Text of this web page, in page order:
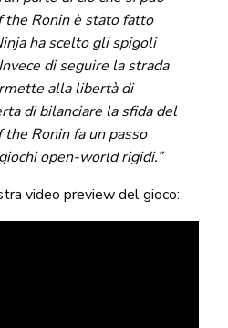
the Ronin è stato fatto
ha scelto gli spigoli
di seguire la strada
alla libertà di
di bilanciare la sfida del
Ronin fa un passo
open-world rigidi.”
video preview del gioco: